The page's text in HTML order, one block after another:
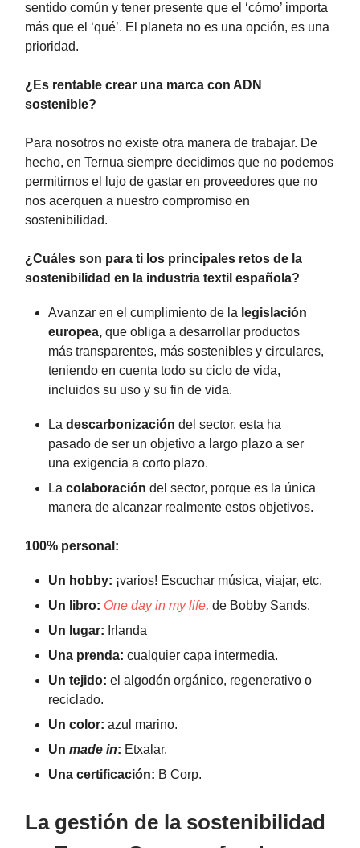
sentido común y tener presente que el ‘cómo’ importa
más que el ‘qué’. El planeta no es una opción, es una
prioridad.
¿Es rentable crear una marca con ADN
sostenible?
Para nosotros no existe otra manera de trabajar. De
hecho, en Ternua siempre decidimos que no podemos
permitirnos el lujo de gastar en proveedores que no
nos acerquen a nuestro compromiso en
sostenibilidad.
¿Cuáles son para ti los principales retos de la
sostenibilidad en la industria textil española?
Avanzar en el cumplimiento de la legislación
europea, que obliga a desarrollar productos
más transparentes, más sostenibles y circulares,
teniendo en cuenta todo su ciclo de vida,
incluidos su uso y su fin de vida.
La descarbonización del sector, esta ha
pasado de ser un objetivo a largo plazo a ser
una exigencia a corto plazo.
La colaboración del sector, porque es la única
manera de alcanzar realmente estos objetivos.
100% personal:
Un hobby: ¡varios! Escuchar música, viajar, etc.
Un libro: One day in my life, de Bobby Sands.
Un lugar: Irlanda
Una prenda: cualquier capa intermedia.
Un tejido: el algodón orgánico, regenerativo o
reciclado.
Un color: azul marino.
Un made in: Etxalar.
Una certificación: B Corp.
La gestión de la sostenibilidad